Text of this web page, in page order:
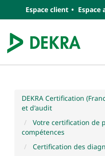
Espace client Espace
DEKRA Certification
et d'audit
Votre certification de
compétences
Certification des